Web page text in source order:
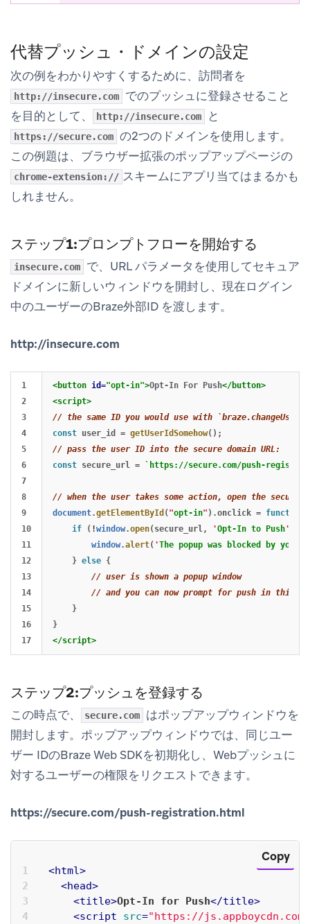
代替プッシュ・ドメインの設定
次の例をわかりやすくするために、訪問者を
http://insecure.com
でのプッシュに登録させること
を目的として、
http://insecure.com と
https://secure.com の2つのドメインを使用します。
この例題は、ブラウザー拡張のポップアップページの
chrome-extension:// スキームにアプリ当てはまるかも
しれません。
ステップ1:プロンプトフローを開始する
insecure.com
で、URL パラメータを使用してセキュア
ドメインに新しいウィンドウを開封し、現在ログイン
中のユーザーのBraze外部ID を渡します。
http://insecure.com
1
2
3
4
5
6
7
8
9
10
11
12
13
14
15
16
<button id="opt-in">Opt-In For Push</button>
<script>
// the same ID you would use with `braze.changeUser`:
const user_id = getUserIdSomehow();
// pass the user ID into the secure domain URL:
const secure_url = `https://secure.com/push-
// when the user takes some action, open the secure
document.getElementById ( "opt-in" ).onclick = function
if
( !window.open( secure_url, 'Opt-In to Push'
window.alert( 'The popup was blocked by your
} else {
// user is shown a popup window
// and you can now prompt for push in this
}
}
</script>
ステップ2:プッシュを登録する
この時点で、 secure.com
はポップアップウィンドウを
開封します。ポップアップウィンドウでは、同じユー
ザー IDのBraze Web SDKを初期化し、Webプッシュに
対するユーザーの権限をリクエストできます。
https://secure.com/push-registration.html
Copy
<html>
<head>
<title>Opt-In for Push</title>
<script src="https://